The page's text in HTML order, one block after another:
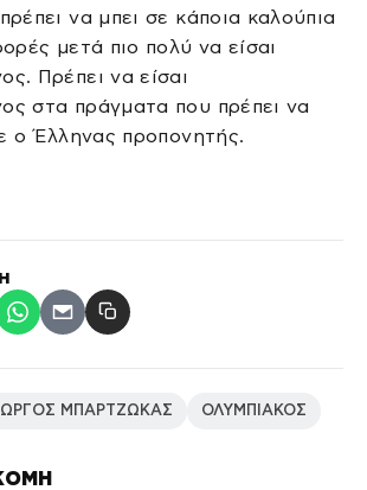
να μπει σε κάποια καλούπια
μετά πιο πολύ να είσαι
Πρέπει να είσαι
στα πράγματα που πρέπει να
ο Έλληνας προπονητής.
ΜΠΑΡΤΖΩΚΑΣ ΟΛΥΜΠΙΑΚΟΣ